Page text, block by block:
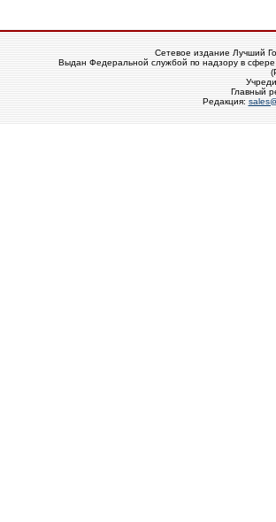
Сетевое издание Лучший
Выдан Федеральной службой по надзору в
Главный
Редакция: